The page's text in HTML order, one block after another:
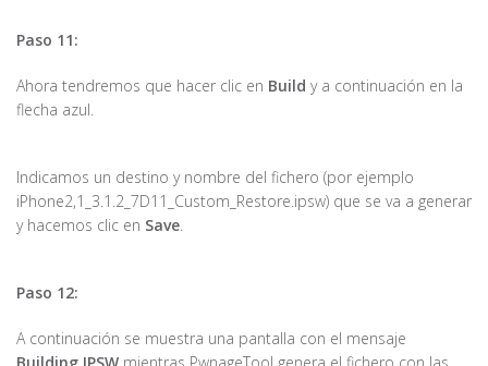
Paso 11:
Ahora tendremos que hacer clic en Build y a continuación en la
flecha azul.
Indicamos un destino y nombre del fichero (por ejemplo
iPhone2,1_3.1.2_7D11_Custom_Restore.ipsw) que se va a generar
y hacemos clic en Save.
Paso 12:
A continuación se muestra una pantalla con el mensaje